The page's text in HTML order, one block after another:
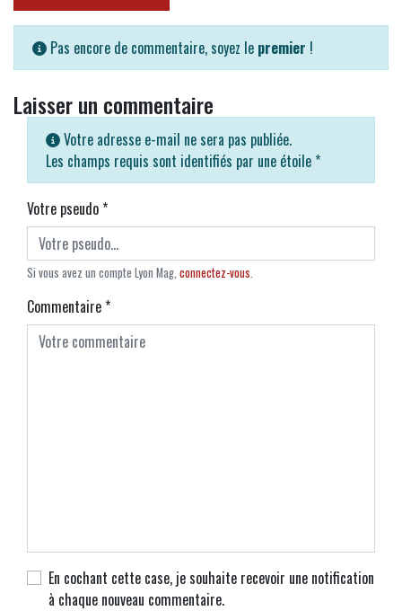
Pas encore de commentaire, soyez le premier !
Laisser un commentaire
Votre adresse e-mail ne sera pas publiée.
Les champs requis sont identifiés par une étoile *
Votre pseudo*
Si vous avez un compte Lyon Mag, connectez-vous.
Commentaire*
En cochant cette case, je souhaite recevoir une notification
à chaque nouveau commentaire.